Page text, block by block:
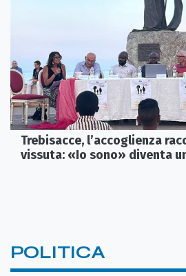
Trebisacce, l’accoglienza
vissuta: «Io sono» diventa
POLITICA